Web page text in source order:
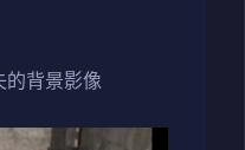
背景影像